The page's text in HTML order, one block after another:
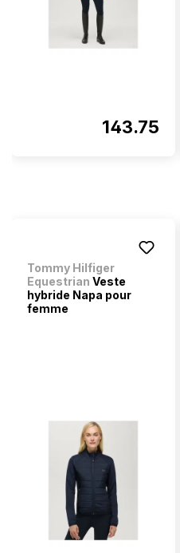
143.75
Tommy Hilfiger
Equestrian Veste
hybride Napa pour
femme